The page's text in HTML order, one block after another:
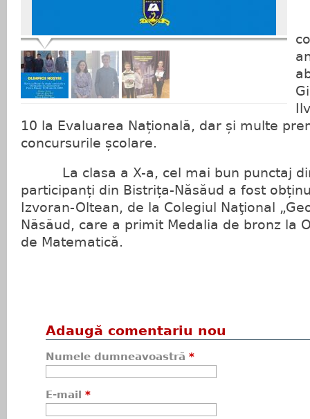
10 la Evaluarea Națională, dar și multe
concursurile școlare.
La clasa a X-a, cel mai bun punctaj
participanți din Bistrița-Năsăud a fost
Izvoran-Oltean, de la Colegiul Naţional
Năsăud, care a primit Medalia de bronz la
de Matematică.
Adaugă comentariu nou
Numele dumneavoastră *
E-mail *